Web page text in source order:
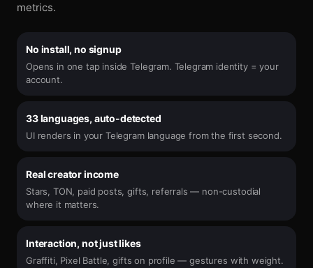
metrics.
No install, no signup
Opens in one tap inside Telegram. Telegram identity = your
account.
33 languages, auto-detected
UI renders in your Telegram language from the first second.
Real creator income
Stars, TON, paid posts, gifts, referrals — non-custodial
where it matters.
Interaction, not just likes
Graffiti, Pixel Battle, gifts on profile — gestures with weight.